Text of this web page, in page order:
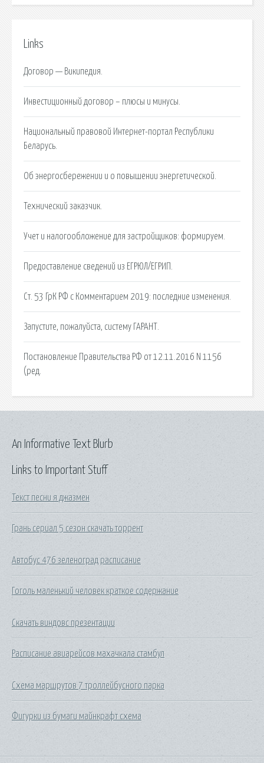
Links
Договор — Википедия.
Инвестиционный договор – плюсы и минусы.
Национальный правовой Интернет-портал Республики
Беларусь.
Об энергосбережении и о повышении энергетической.
Технический заказчик.
Учет и налогообложение для застройщиков: формируем.
Предоставление сведений из ЕГРЮЛ/ЕГРИП.
Ст. 53 ГрК РФ с Комментарием 2019: последние изменения.
Запустите, пожалуйста, систему ГАРАНТ.
Постановление Правительства РФ от 12.11.2016 N 1156
(ред.
Links to Important Stuff
Текст песни я джазмен
Грань сериал 5 сезон скачать торрент
Автобус 476 зеленоград расписание
Гоголь маленький человек краткое содержание
Скачать виндовс презентации
Расписание авиарейсов махачкала стамбул
Схема маршрутов 7 троллейбусного парка
Фигурки из бумаги майнкрафт схема
An Informative Text Blurb